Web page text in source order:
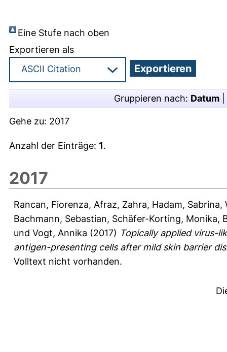
Eine Stufe nach oben
Exportieren als
Gruppieren nach: Datum
Gehe zu: 2017
Anzahl der Einträge: 1.
2017
Rancan, Fiorenza, Afraz, Zahra, Hadam, Sabrina,
Bachmann, Sebastian, Schäfer-Korting, Monika,
und Vogt, Annika (2017) Topically applied virus-
antigen-presenting cells after mild skin barrier
Volltext nicht vorhanden.